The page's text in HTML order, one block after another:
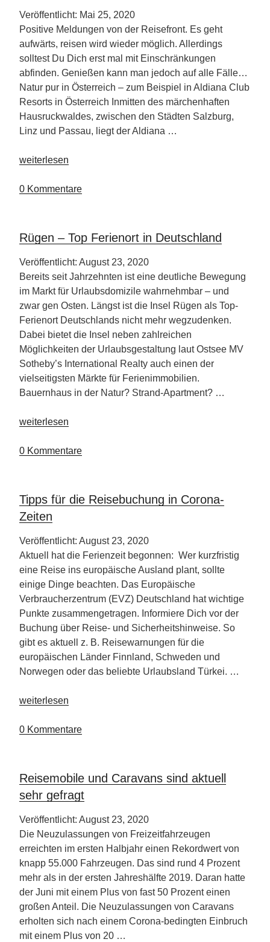
Veröffentlicht: Mai 25, 2020
Positive Meldungen von der Reisefront. Es geht
aufwärts, reisen wird wieder möglich. Allerdings
solltest Du Dich erst mal mit Einschränkungen
abfinden. Genießen kann man jedoch auf alle Fälle…
Natur pur in Österreich – zum Beispiel in Aldiana Club
Resorts in Österreich Inmitten des märchenhaften
Hausruckwaldes, zwischen den Städten Salzburg,
Linz und Passau, liegt der Aldiana …
„Regelungen
Urlaub
Club
Resorts
in
Österreich“
weiterlesen
0 Kommentare
Rügen – Top Ferienort in Deutschland
Veröffentlicht: August 23, 2020
Bereits seit Jahrzehnten ist eine deutliche Bewegung
im Markt für Urlaubsdomizile wahrnehmbar – und
zwar gen Osten. Längst ist die Insel Rügen als Top-
Ferienort Deutschlands nicht mehr wegzudenken.
Dabei bietet die Insel neben zahlreichen
Möglichkeiten der Urlaubsgestaltung laut Ostsee MV
Sotheby’s International Realty auch einen der
vielseitigsten Märkte für Ferienimmobilien.
Bauernhaus in der Natur? Strand-Apartment? …
„Rügen
Top
Deutschland“
weiterlesen
0 Kommentare
Tipps für die Reisebuchung in Corona-
Zeiten
Veröffentlicht: August 23, 2020
Aktuell hat die Ferienzeit begonnen: Wer kurzfristig
eine Reise ins europäische Ausland plant, sollte
einige Dinge beachten. Das Europäische
Verbraucherzentrum (EVZ) Deutschland hat wichtige
Punkte zusammengetragen. Informiere Dich vor der
Buchung über Reise- und Sicherheitshinweise. So
gibt es aktuell z. B. Reisewarnungen für die
europäischen Länder Finnland, Schweden und
Norwegen oder das beliebte Urlaubsland Türkei. …
„Tipps
die
Corona-
Zeiten“
weiterlesen
0 Kommentare
Reisemobile und Caravans sind aktuell
sehr gefragt
Veröffentlicht: August 23, 2020
Die Neuzulassungen von Freizeitfahrzeugen
erreichten im ersten Halbjahr einen Rekordwert von
knapp 55.000 Fahrzeugen. Das sind rund 4 Prozent
mehr als in der ersten Jahreshälfte 2019. Daran hatte
der Juni mit einem Plus von fast 50 Prozent einen
großen Anteil. Die Neuzulassungen von Caravans
erholten sich nach einem Corona-bedingten Einbruch
mit einem Plus von 20 …